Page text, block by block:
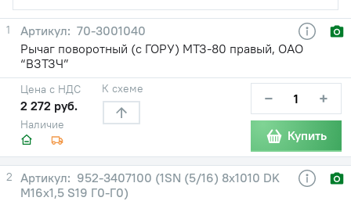
1
70-3001040
Рычаг поворотный (с ГОРУ) МТЗ-80 правый, ОАО
“ВЗТЗЧ”
Наличие
Цена с НДС
2 272 руб.
К схеме − +
Купить
2
952-3407100 (1SN (5/16) 8х1010 DK
М16х1,5 S19 Г0-Г0)